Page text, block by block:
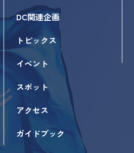
DC関連企画
トピックス
イベント
スポット
アクセス
ガイドブック